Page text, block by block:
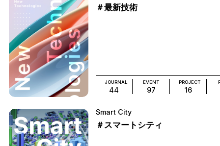
＃最新技術
JOURNAL
44
EVENT
97
PROJECT
16
Smart City
＃スマートシティ